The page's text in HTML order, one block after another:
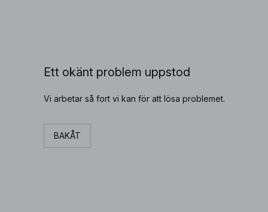
Ett okänt problem uppstod
Vi arbetar så fort vi kan för att lösa problemet.
BAKÅT